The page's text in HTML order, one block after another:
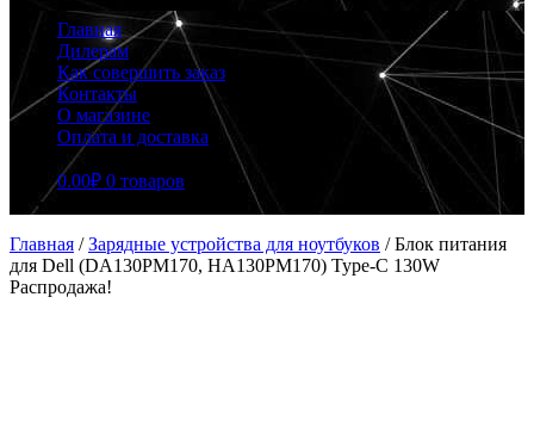
Главная
Дилерам
Как совершить заказ
Контакты
О магазине
Оплата и доставка
0.00₽ 0 товаров
Главная /Зарядные устройства для ноутбуков /Блок питания
для Dell (DA130PM170, HA130PM170) Type-C 130W
Распродажа!